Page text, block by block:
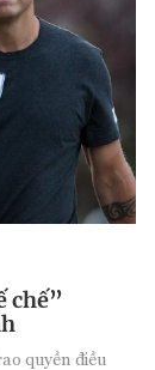
chế”
quyền điều